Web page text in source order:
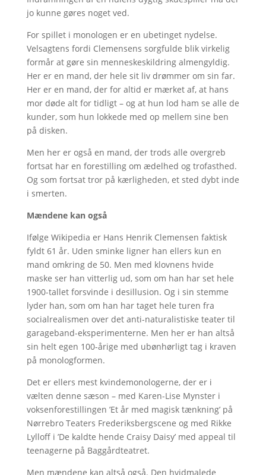
jo kunne gøres noget ved.
For spillet i monologen er en ubetinget nydelse.
Velsagtens fordi Clemensens sorgfulde blik virkelig
formår at gøre sin menneskeskildring almengyldig.
Her er en mand, der hele sit liv drømmer om sin far.
Her er en mand, der for altid er mærket af, at hans
mor døde alt for tidligt – og at hun lod ham se alle de
kunder, som hun lokkede med op mellem sine ben
på disken.
Men her er også en mand, der trods alle overgreb
fortsat har en forestilling om ædelhed og trofasthed.
Og som fortsat tror på kærligheden, et sted dybt inde
i smerten.
Mændene kan også
Ifølge Wikipedia er Hans Henrik Clemensen faktisk
fyldt 61 år. Uden sminke ligner han ellers kun en
mand omkring de 50. Men med klovnens hvide
maske ser han vitterlig ud, som om han har set hele
1900-tallet forsvinde i desillusion. Og i sin stemme
lyder han, som om han har taget hele turen fra
socialrealismen over det anti-naturalistiske teater til
garageband-eksperimenterne. Men her er han altså
sin helt egen 100-årige med ubønhørligt tag i kraven
på monologformen.
Det er ellers mest kvindemonologerne, der er i
vælten denne sæson – med Karen-Lise Mynster i
voksenforestillingen ’Et år med magisk tænkning’ på
Nørrebro Teaters Frederiksbergscene og med Rikke
Lylloff i ’De kaldte hende Craisy Daisy’ med appeal til
teenagerne på Baggårdteatret.
Men mændene kan altså også. Den hvidmalede